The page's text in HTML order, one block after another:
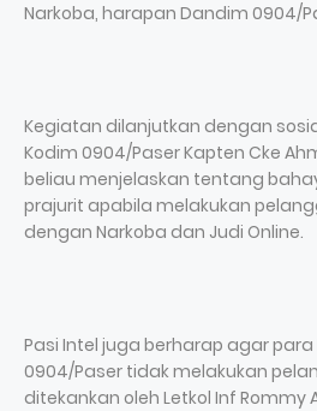
Narkoba, harapan Dandim 0904/
Kegiatan dilanjutkan dengan
Kodim 0904/Paser Kapten Cke
beliau menjelaskan tentang
prajurit apabila melakukan
dengan Narkoba dan Judi Online.
Pasi Intel juga berharap agar para
0904/Paser tidak melakukan
ditekankan oleh Letkol Inf Rommy